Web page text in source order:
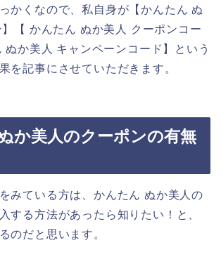
かくなので、私自身が【かんたん ぬ
【 かんたん ぬか美人 クーポンコー
ぬか美人 キャンペーンコード】という
を記事にさせていただきます。
か美人のクーポンの有無
みている方は、かんたん ぬか美人の
する方法があったら知りたい！と、
のだと思います。